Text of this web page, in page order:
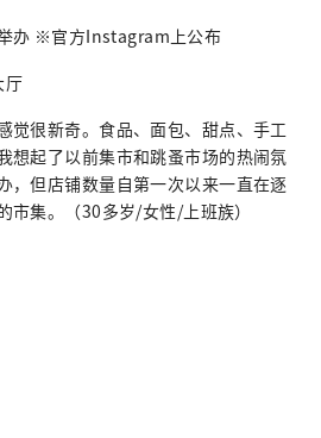
办 ※官方Instagram上公布
厅
很新奇。食品、面包、甜点、手工
想起了以前集市和跳蚤市场的热闹氛
，但店铺数量自第一次以来一直在逐
市集。（30多岁/女性/上班族）